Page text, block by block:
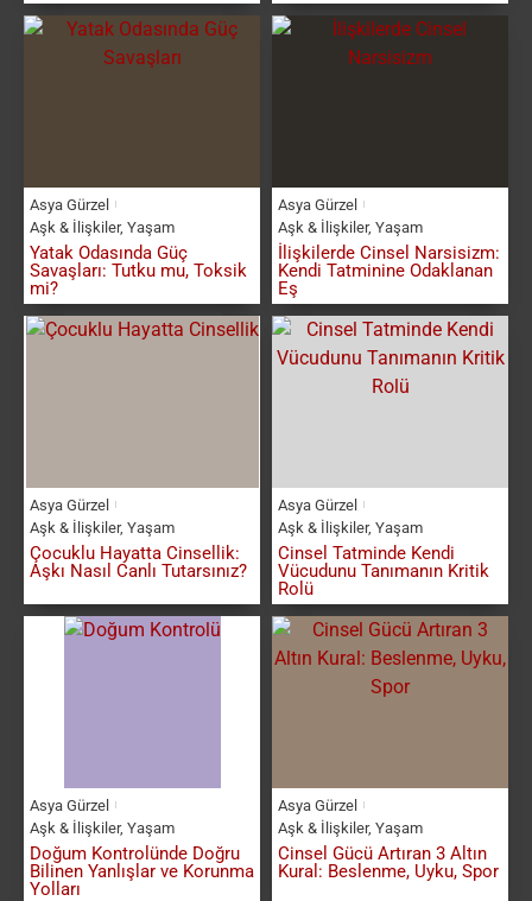
Asya Gürzel
Aşk & İlişkiler, Yaşam
Yatak Odasında Güç
Savaşları: Tutku mu, Toksik
mi?
Asya Gürzel
Aşk & İlişkiler, Yaşam
İlişkilerde Cinsel Narsisizm:
Kendi Tatminine Odaklanan
Eş
Asya Gürzel
Aşk & İlişkiler, Yaşam
Çocuklu Hayatta Cinsellik:
Aşkı Nasıl Canlı Tutarsınız?
Asya Gürzel
Aşk & İlişkiler, Yaşam
Cinsel Tatminde Kendi
Vücudunu Tanımanın Kritik
Rolü
Asya Gürzel
Aşk & İlişkiler, Yaşam
Doğum Kontrolünde Doğru
Bilinen Yanlışlar ve Korunma
Yolları
Asya Gürzel
Aşk & İlişkiler, Yaşam
Cinsel Gücü Artıran 3 Altın
Kural: Beslenme, Uyku, Spor